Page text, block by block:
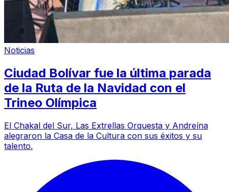
Noticias
Ciudad Bolívar fue la última parada
de la Ruta de la Navidad con el
Trineo Olímpica
El Chakal del Sur, Las Extrellas Orquesta y Andreína
alegraron la Casa de la Cultura con sus éxitos y su
talento.